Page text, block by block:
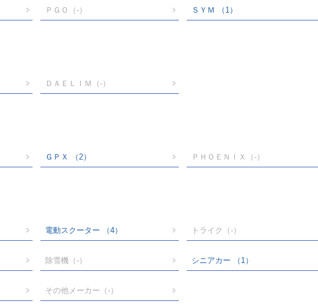
ＰＧＯ （-） ＳＹＭ （1）
ＤＡＥＬＩＭ （-）
ＧＰＸ （2） ＰＨＯＥＮＩＸ （-）
電動スクーター （4） トライク （-）
除雪機（-） シニアカー （1）
その他メーカー （-）